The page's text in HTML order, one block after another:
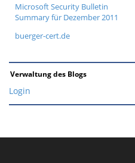
Microsoft Security Bulletin
Summary für Dezember 2011
buerger-cert.de
Verwaltung des Blogs
Login